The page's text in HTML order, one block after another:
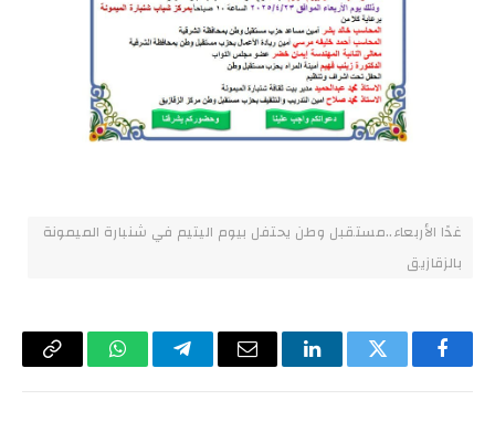
غدًا الأربعاء..مستقبل وطن يحتفل بيوم اليتيم في شنبارة الميمونة
بالزقازيق
فيسبوكتويتر لينكدإن البريد
تيلقرام واتسابCopy